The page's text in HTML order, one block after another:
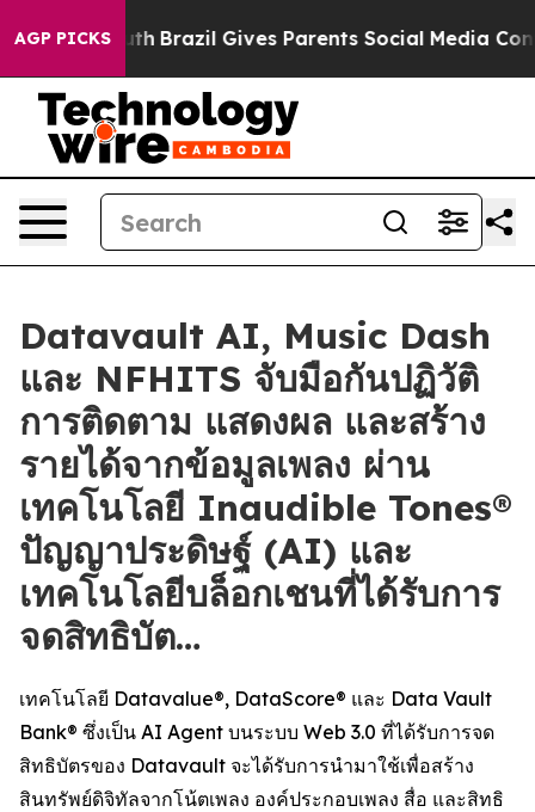
AGP PICKS
Youth Brazil Gives Parents Social Media Controls for
Datavault AI, Music Dash
และ NFHITS จับมือกันปฏิวัติ
การติดตาม แสดงผล และสร้าง
รายได้จากข้อมูลเพลง ผ่าน
เทคโนโลยี Inaudible Tones®
ปัญญาประดิษฐ์ (AI) และ
เทคโนโลยีบล็อกเชนที่ได้รับการ
จดสิทธิบัต…
เทคโนโลยี Datavalue®, DataScore® และ Data Vault
Bank® ซึ่งเป็น AI Agent บนระบบ Web 3.0 ที่ได้รับการจด
สิทธิบัตรของ Datavault จะได้รับการนำมาใช้เพื่อสร้าง
สินทรัพย์ดิจิทัลจากโน้ตเพลง องค์ประกอบเพลง สื่อ และสิทธิ